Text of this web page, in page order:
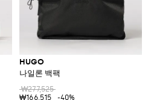
HUGO
나일론 백팩
₩277,525
₩166,515
-40%